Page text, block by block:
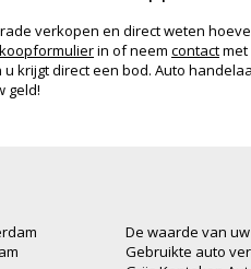
verkopen en direct weten
in of neem contact
krijgt direct een bod. Auto
geld!
De waarde van
Gebruikte auto